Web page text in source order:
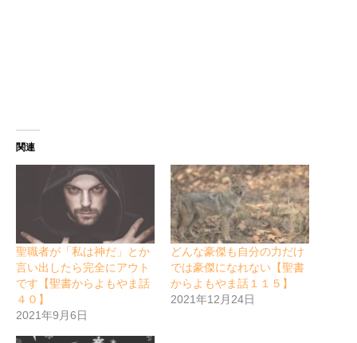
関連
聖職者が「私は神だ」とか
言い出したら完全にアウト
です【聖書からよもやま話
４０】
2021年9月6日
どんな豪傑も自分の力だけ
では豪傑になれない【聖書
からよもやま話１１５】
2021年12月24日